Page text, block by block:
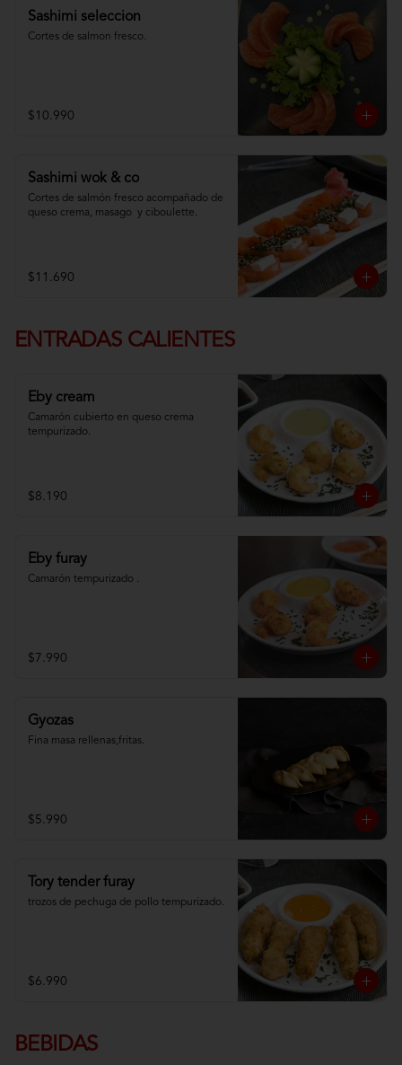
Sashimi seleccion
Cortes de salmon fresco.
$10.990
Sashimi wok & co
Cortes de salmón fresco acompañado de
queso crema, masago  y ciboulette.
$11.690
ENTRADAS CALIENTES
Eby cream
Camarón cubierto en queso crema
tempurizado.
$8.190
Eby furay
Camarón tempurizado .
$7.990
Gyozas
Fina masa rellenas,fritas.
$5.990
Tory tender furay
trozos de pechuga de pollo tempurizado.
$6.990
BEBIDAS